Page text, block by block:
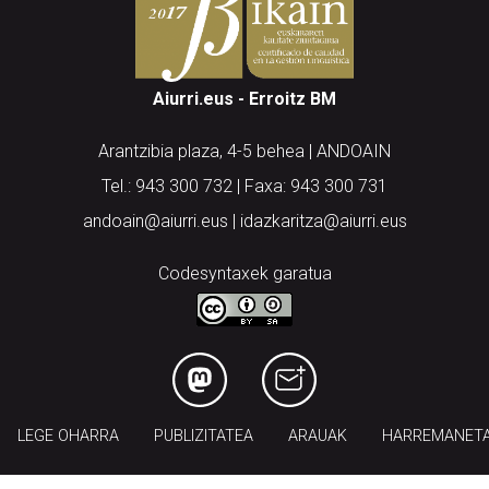
Aiurri.eus - Erroitz BM
Arantzibia plaza, 4-5 behea | ANDOAIN
Tel.: 943 300 732 | Faxa: 943 300 731
andoain@aiurri.eus | idazkaritza@aiurri.eus
Codesyntaxek garatua
LEGE OHARRA PUBLIZITATEA ARAUAK